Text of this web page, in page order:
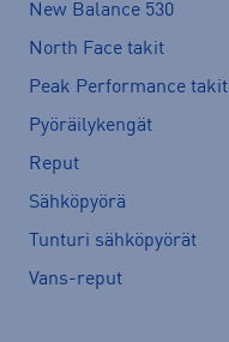
New Balance 530
North Face takit
Peak Performance takit
Pyöräilykengät
Reput
Sähköpyörä
Tunturi sähköpyörät
Vans-reput